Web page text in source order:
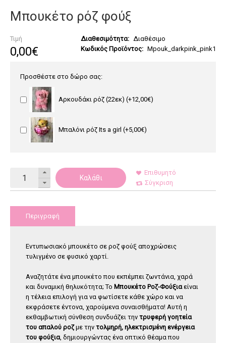
Μπουκέτο ρόζ φούξ
Τιμή
0,00€
Διαθεσιμότητα: Διαθέσιμο
Κωδικός Προϊόντος: Mpouk_darkpink_pink1
Προσθέστε στο δώρο σας:
Αρκουδάκι ρόζ (22εκ)(+12,00€)
Μπαλόνι ρόζ Its a girl(+5,00€)
Καλάθι
Επιθυμητό
Σύγκριση
Περιγραφή
Εντυπωσιακό μπουκέτο σε ροζ φούξ αποχρώσεις
τυλιγμένο σε φυσικό χαρτί.
Αναζητάτε ένα μπουκέτο που εκπέμπει ζωντάνια, χαρά
και δυναμική θηλυκότητα; Το Μπουκέτο Ροζ-Φούξιαείναι
η τέλεια επιλογή για να φωτίσετε κάθε χώρο και να
εκφράσετε έντονα, χαρούμενα συναισθήματα! Αυτή η
εκθαμβωτική σύνθεση συνδυάζει την τρυφερή γοητεία
του απαλού ροζμε την τολμηρή, ηλεκτρισμένη ενέργεια
του φούξια, δημιουργώντας ένα οπτικό θέαμα που